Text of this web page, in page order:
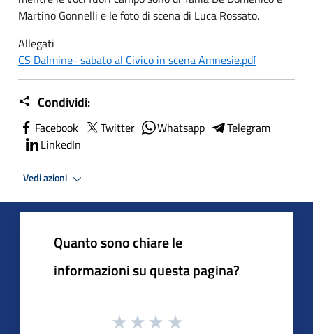
Martino Gonnelli e le foto di scena di Luca Rossato.
Allegati
CS Dalmine- sabato al Civico in scena Amnesie.pdf
Condividi:
Facebook Twitter Whatsapp
Telegram
LinkedIn
Vedi azioni
Quanto sono chiare le
informazioni su questa pagina?